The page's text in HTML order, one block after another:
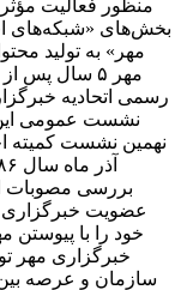
منظور فعالیت
بخش‌های «شبکه‌های
مهر» به تولید
رسمی اتحادیه
نشست عمومی این
نهمین نشست کمیته
عضویت خبرگزاری
خود را با پیوستن
خبرگزاری مهر